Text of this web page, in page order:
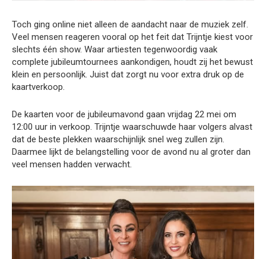
Toch ging online niet alleen de aandacht naar de muziek zelf.
Veel mensen reageren vooral op het feit dat Trijntje kiest voor
slechts één show. Waar artiesten tegenwoordig vaak
complete jubileumtournees aankondigen, houdt zij het bewust
klein en persoonlijk. Juist dat zorgt nu voor extra druk op de
kaartverkoop.
De kaarten voor de jubileumavond gaan vrijdag 22 mei om
12:00 uur in verkoop. Trijntje waarschuwde haar volgers alvast
dat de beste plekken waarschijnlijk snel weg zullen zijn.
Daarmee lijkt de belangstelling voor de avond nu al groter dan
veel mensen hadden verwacht.